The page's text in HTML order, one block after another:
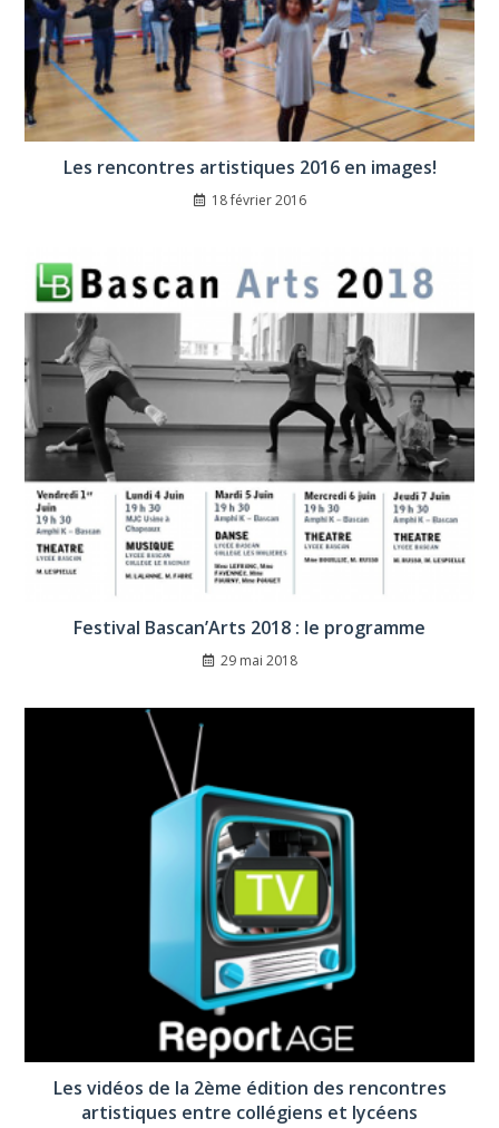
Les rencontres artistiques 2016 en images!
18 février 2016
Festival Bascan’Arts 2018 : le programme
29 mai 2018
Les vidéos de la 2ème édition des rencontres
artistiques entre collégiens et lycéens